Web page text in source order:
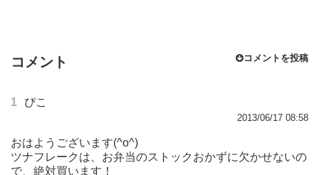
コメント コメントを投稿
1 ぴこ
2013/06/17 08:58
おはようございます(^o^)
ツナフレークは、お弁当のストックおかずに欠かせないの
で、絶対買います！